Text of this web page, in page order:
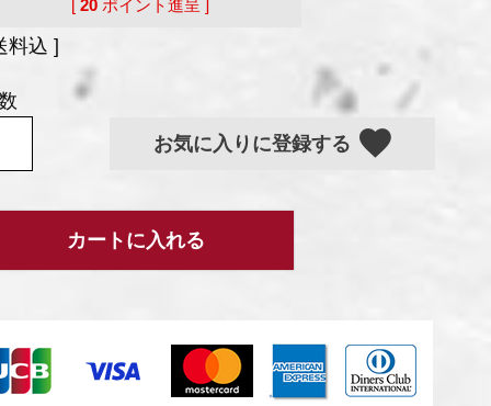
20 ポイント進呈 ]
料込
お気に入りに登録する
カートに入れる